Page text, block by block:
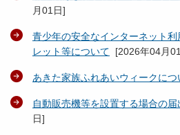
月01日]
青少年の安全なインターネット
レット等について [2026年04月
あきた家族ふれあいウィークにつ
自動販売機等を設置する場合の届
日]